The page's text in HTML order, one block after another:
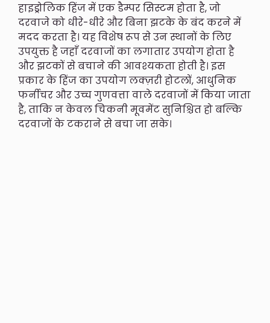
हाइड्रोलिक हिंज में एक डैम्पर सिस्टम होता है, जो
दरवाजे को धीरे-धीरे और बिना झटके के बंद करने में
मदद करता है। यह विशेष रूप से उन स्थानों के लिए
उपयुक्त है जहाँ दरवाजों का लगातार उपयोग होता है
और झटकों से बचाने की आवश्यकता होती है। इस
प्रकार के हिंज का उपयोग लक्ज़री होटलों, आधुनिक
फर्नीचर और उच्च गुणवत्ता वाले दरवाजों में किया जाता
है, ताकि न केवल चिकनी मूवमेंट सुनिश्चित हो बल्कि
दरवाजों के टकराने से बचा जा सके।